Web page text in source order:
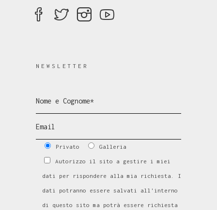
NEWSLETTER
Privato Galleria
Autorizzo il sito a gestire i miei
dati per rispondere alla mia richiesta. I
dati potranno essere salvati all'interno
di questo sito ma potrà essere richiesta